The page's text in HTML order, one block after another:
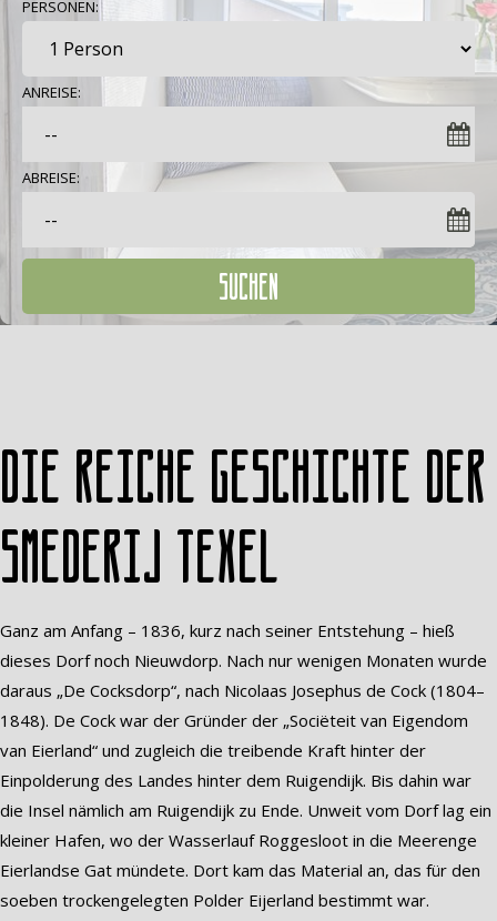
PERSONEN:
ANREISE:
ABREISE:
SUCHEN
Die reiche Geschichte der
Smederij Texel
Ganz am Anfang – 1836, kurz nach seiner Entstehung – hieß
dieses Dorf noch Nieuwdorp. Nach nur wenigen Monaten wurde
daraus „De Cocksdorp“, nach Nicolaas Josephus de Cock (1804–
1848). De Cock war der Gründer der „Sociëteit van Eigendom
van Eierland“ und zugleich die treibende Kraft hinter der
Einpolderung des Landes hinter dem Ruigendijk. Bis dahin war
die Insel nämlich am Ruigendijk zu Ende. Unweit vom Dorf lag ein
kleiner Hafen, wo der Wasserlauf Roggesloot in die Meerenge
Eierlandse Gat mündete. Dort kam das Material an, das für den
soeben trockengelegten Polder Eijerland bestimmt war.